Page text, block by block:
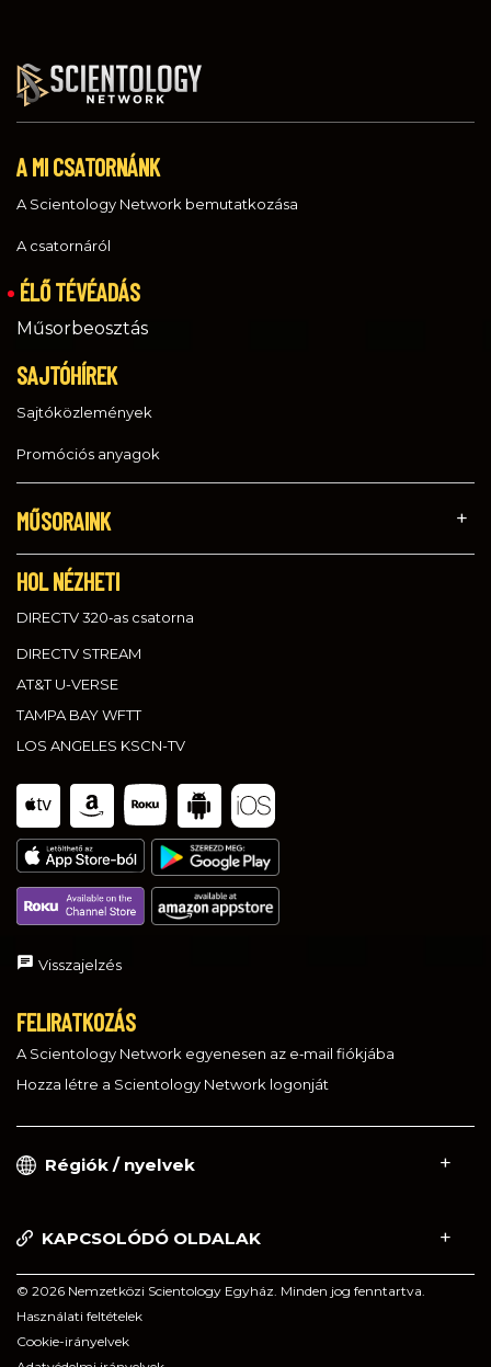
A MI CSATORNÁNK
A Scientology Network bemutatkozása
A csatornáról
ÉLŐ TÉVÉADÁS
Műsorbeosztás
SAJTÓHÍREK
Sajtóközlemények
Promóciós anyagok
MŰSORAINK
HOL NÉZHETI
DIRECTV 320‑as csatorna
DIRECTV STREAM
AT&T U-VERSE
TAMPA BAY WFTT
LOS ANGELES KSCN-TV
Visszajelzés
FELIRATKOZÁS
A Scientology Network egyenesen az e‑mail fiókjába
Hozza létre a Scientology Network logonját
Régiók / nyelvek
KAPCSOLÓDÓ OLDALAK
© 2026 Nemzetközi Scientology Egyház. Minden jog fenntartva.
Használati feltételek
Cookie-irányelvek